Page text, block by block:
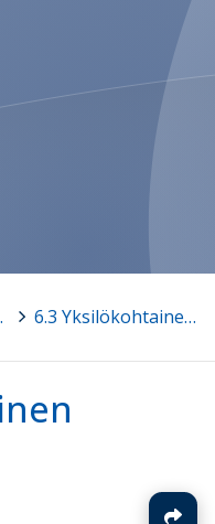
> 6.3 Yksilökohtainen oppilashuolto